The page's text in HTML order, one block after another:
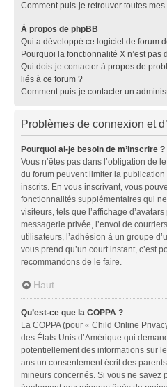
Comment puis-je retrouver toutes
À propos de phpBB
Qui a développé ce logiciel de forum
Pourquoi la fonctionnalité X n’est pas
Qui dois-je contacter à propos de
liés à ce forum ?
Comment puis-je contacter un
Problèmes de connexion et
Pourquoi ai-je besoin de m’inscrire ?
Vous n’êtes pas dans l’obligation de
du forum peuvent limiter la
inscrits. En vous inscrivant, vous
fonctionnalités supplémentaires qui
visiteurs, tels que l’affichage
messagerie privée, l’envoi de
utilisateurs, l’adhésion à un groupe
vous prend qu’un court instant, c’est
recommandons de le faire.
Haut
Qu’est-ce que la COPPA ?
La COPPA (pour « Child Online
des États-Unis d’Amérique qui
potentiellement des informations sur
ans un consentement écrit des
mineurs concernés. Si vous ne savez